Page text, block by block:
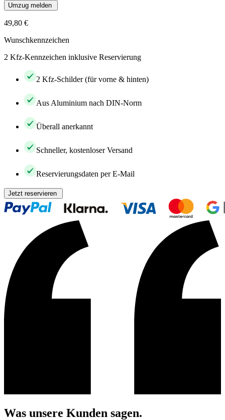
Umzug melden
49,80 €
Wunschkennzeichen
2 Kfz-Kennzeichen inklusive Reservierung
2 Kfz-Schilder (für vorne & hinten)
Aus Aluminium nach DIN-Norm
Überall anerkannt
Schneller, kostenloser Versand
Reservierungsdaten per E-Mail
Jetzt reservieren
Was unsere Kunden sagen.